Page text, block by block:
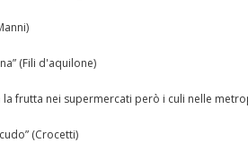
(Fili d'aquilone)
frutta nei supermercati però i culi nelle
(Crocetti)